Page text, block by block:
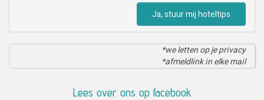
Ja, stuur mij hoteltips
*we letten op je privacy
*afmeldlink in elke mail
Lees over ons op facebook